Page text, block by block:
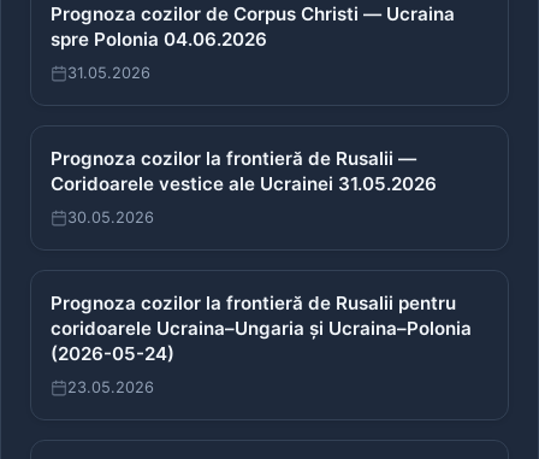
Prognoza cozilor de Corpus Christi — Ucraina
spre Polonia 04.06.2026
31.05.2026
Prognoza cozilor la frontieră de Rusalii —
Coridoarele vestice ale Ucrainei 31.05.2026
30.05.2026
Prognoza cozilor la frontieră de Rusalii pentru
coridoarele Ucraina–Ungaria și Ucraina–Polonia
(2026-05-24)
23.05.2026